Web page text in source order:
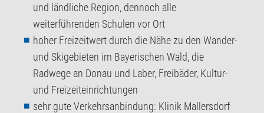
und ländliche Region, dennoch alle
weiterführenden Schulen vor Ort
hoher Freizeitwert durch die Nähe zu den Wander-
und Skigebieten im Bayerischen Wald, die
Radwege an Donau und Laber, Freibäder, Kultur-
und Freizeiteinrichtungen
sehr gute Verkehrsanbindung: Klinik Mallersdorf